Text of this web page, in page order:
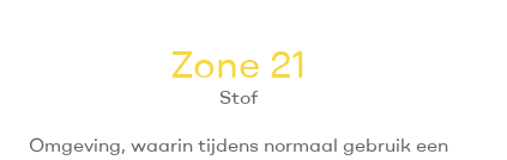
Zone 21
Stof
Omgeving, waarin tijdens normaal gebruik een